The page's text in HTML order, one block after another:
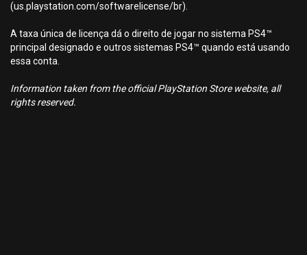
(us.playstation.com/softwarelicense/br).
A taxa única de licença dá o direito de jogar no sistema PS4™
principal designado e outros sistemas PS4™ quando está usando
essa conta.
Information taken from the official PlayStation Store website, all
rights reserved.